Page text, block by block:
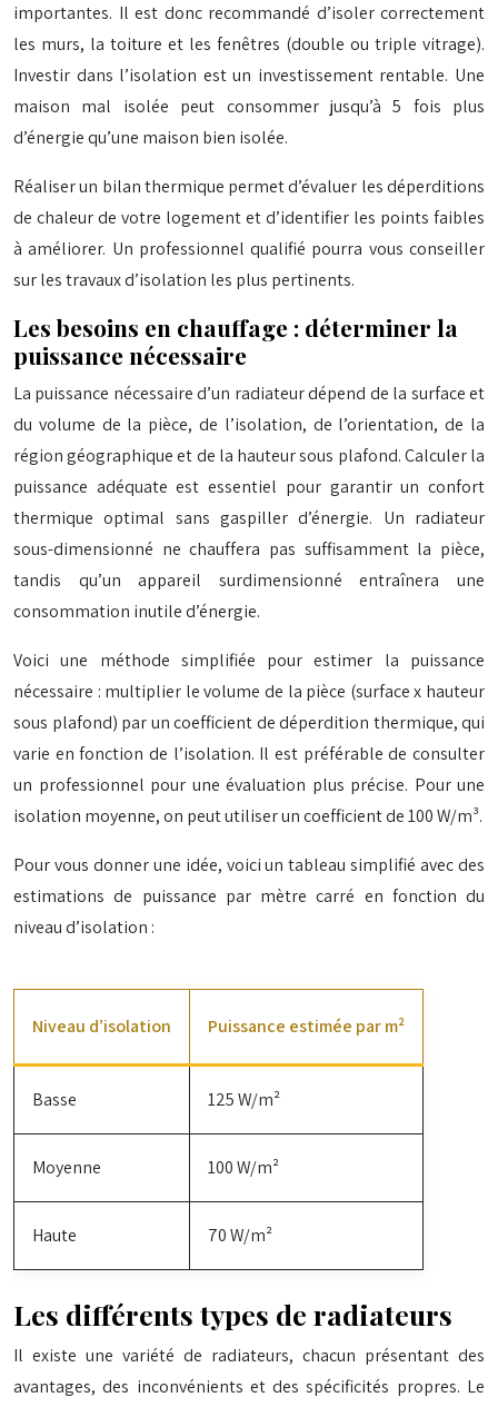
importantes. Il est donc recommandé d’isoler correctement
les murs, la toiture et les fenêtres (double ou triple vitrage).
Investir dans l’isolation est un investissement rentable. Une
maison mal isolée peut consommer jusqu’à 5 fois plus
d’énergie qu’une maison bien isolée.
Réaliser un bilan thermique permet d’évaluer les déperditions
de chaleur de votre logement et d’identifier les points faibles
à améliorer. Un professionnel qualifié pourra vous conseiller
sur les travaux d’isolation les plus pertinents.
Les besoins en chauffage : déterminer la
puissance nécessaire
La puissance nécessaire d’un radiateur dépend de la surface et
du volume de la pièce, de l’isolation, de l’orientation, de la
région géographique et de la hauteur sous plafond. Calculer la
puissance adéquate est essentiel pour garantir un confort
thermique optimal sans gaspiller d’énergie. Un radiateur
sous-dimensionné ne chauffera pas suffisamment la pièce,
tandis qu’un appareil surdimensionné entraînera une
consommation inutile d’énergie.
Voici une méthode simplifiée pour estimer la puissance
nécessaire : multiplier le volume de la pièce (surface x hauteur
sous plafond) par un coefficient de déperdition thermique, qui
varie en fonction de l’isolation. Il est préférable de consulter
un professionnel pour une évaluation plus précise. Pour une
isolation moyenne, on peut utiliser un coefficient de 100 W/m³.
Pour vous donner une idée, voici un tableau simplifié avec des
estimations de puissance par mètre carré en fonction du
niveau d’isolation :
Niveau d’isolation Puissance estimée par m²
Basse 125 W/m²
Moyenne 100 W/m²
Haute 70 W/m²
Les différents types de radiateurs
Il existe une variété de radiateurs, chacun présentant des
avantages, des inconvénients et des spécificités propres. Le